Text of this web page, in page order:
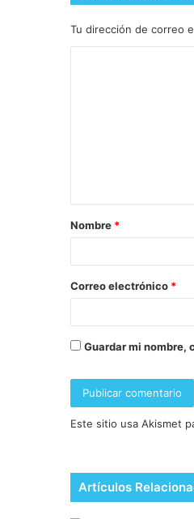
Tu dirección de correo
Nombre *
Correo electrónico *
Guardar mi nombre,
Este sitio usa Akismet
Artículos